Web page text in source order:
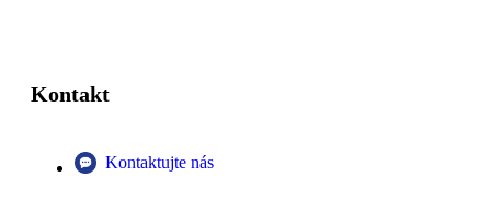
Kontakt
Kontaktujte nás